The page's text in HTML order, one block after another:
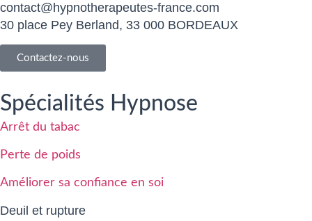
contact@hypnotherapeutes-france.com
30 place Pey Berland, 33 000 BORDEAUX
Contactez-nous
Spécialités Hypnose
Arrêt du tabac
Perte de poids
Améliorer sa confiance en soi
Deuil et rupture